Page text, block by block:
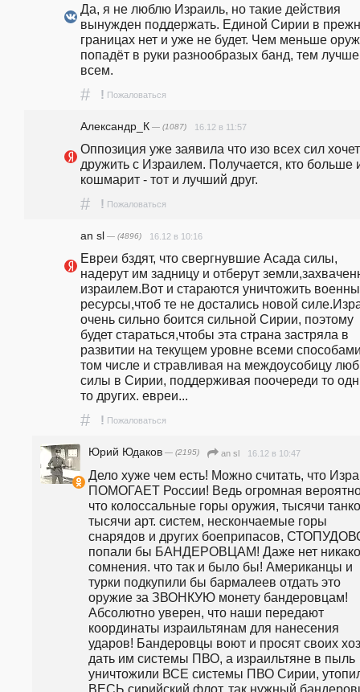
Да, я не люблю Израиль, но такие действия
вынужден поддержать. Единой Сирии в
границах нет и уже не будет. Чем меньше
попадёт в руки разнообразых банд, тем лучше
всем.
# ! Пожаловаться
Александр_К — (1087) 16.12 в 11:57
Оппозиция уже заявила что изо всех сил хочет
дружить с Израилем. Получается, кто больше
кошмарит - тот и лучший друг.
# ! Пожаловаться
an sl — (4896) 16.12 в 10:16
Евреи бздят, что свергнувшие Асада силы,
надерут им задницу и отберут
израилем.Вот и стараются уничтожить
ресурсы,чтоб те не достались новой
очень сильно боится сильной Сирии, поэтому
будет стараться,чтобы эта страна застряла в
развитии на текущем уровне всеми
том числе и стравливая на междоусобицу
силы в Сирии, поддерживая поочереди то
то других. евреи...
# ! Пожаловаться
Юрий Юдаков — (2195) an sl 16.12 в 10:47
Дело хуже чем есть! Можно считать, что
ПОМОГАЕТ России! Ведь огромная
что колоссальные горы оружия, тысячи
тысячи арт. систем, нескончаемые горы
снарядов и других боеприпасов,
попали бы БАНДЕРОВЦАМ! Даже нет
сомнения. что так и было бы! Американцы и
турки подкупили бы бармалеев отдать это
оружие за ЗВОНКУЮ монету бандеровцам!
Абсолютно уверен, что наши передают
координаты израильтянам для нанесения
ударов! Бандеровцы воют и просят своих
дать им системы ПВО, а израильтяне в пыль
уничтожили ВСЕ системы ПВО Сирии,
ВЕСЬ сирийский флот, так нужный